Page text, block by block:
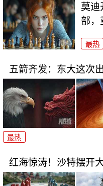
莫迪
部，
最热
五箭齐发：东大这次
最热
红海惊涛！沙特摆开